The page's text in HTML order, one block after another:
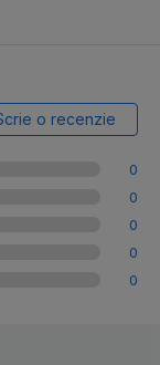
o recenzie
0
0
0
0
0